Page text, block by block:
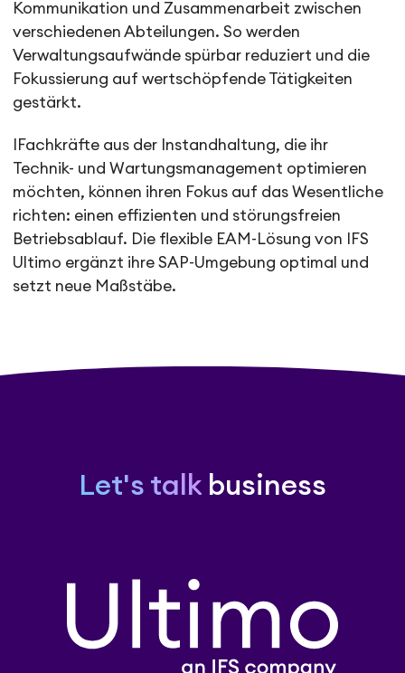
Kommunikation und Zusammenarbeit zwischen
verschiedenen Abteilungen. So werden
Verwaltungsaufwände spürbar reduziert und die
Fokussierung auf wertschöpfende Tätigkeiten
gestärkt.
IFachkräfte aus der Instandhaltung, die ihr
Technik- und Wartungsmanagement optimieren
möchten, können ihren Fokus auf das Wesentliche
richten: einen effizienten und störungsfreien
Betriebsablauf. Die flexible EAM-Lösung von IFS
Ultimo ergänzt ihre SAP-Umgebung optimal und
setzt neue Maßstäbe.
Let's talk business